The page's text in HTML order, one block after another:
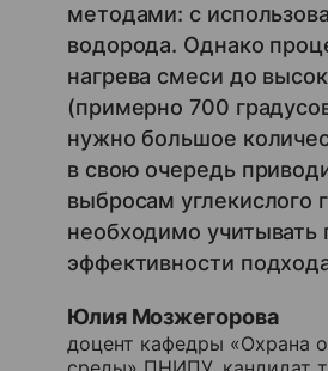
методами: с
водорода. Однако
нагрева смеси до
(примерно 700
нужно большое
в свою очередь
выбросам углекислого
необходимо учитывать
эффективности
Юлия Мозжегорова
доцент кафедры «Охрана